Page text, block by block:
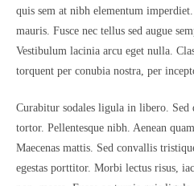
quis sem at nibh elementum
mauris. Fusce nec tellus sed augue
Vestibulum lacinia arcu eget nulla.
torquent per conubia nostra, per
Curabitur sodales ligula in libero.
tortor. Pellentesque nibh. Aenean
Maecenas mattis. Sed convallis
egestas porttitor. Morbi lectus risus,